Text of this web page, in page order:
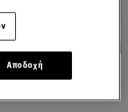
με σύνδρομο Τουρέτ
on air τον
Αποδοχή